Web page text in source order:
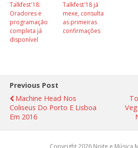
Talkfest'18:
Oradores e
programação
completa já
disponível
Talkfest'18 já
mexe, consulta
as primeiras
confirmações
Previous Post
Machine Head Nos
Coliseus Do Porto E Lisboa
Em 2016
Copyright 2026 Noite e Música